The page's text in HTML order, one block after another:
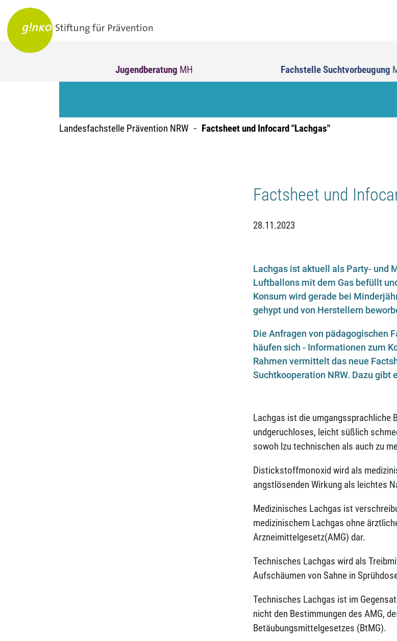
Jugendberatung MH Fachstelle Suchtvorbeugung
Landesfachstelle Prävention NRW Factsheet und Infocard "Lachgas"
Factsheet und
28.11.2023
Lachgas ist aktuell als Party- und
Luftballons mit dem Gas befüllt
Konsum wird gerade bei
gehypt und von Herstellern
Die Anfragen von pädagogischen
häufen sich - Informationen zum
Rahmen vermittelt das neue
Suchtkooperation NRW. Dazu gibt
Lachgas ist die umgangssprachliche
undgeruchloses, leicht süßlich
sowoh lzu technischen als auch zu
Distickstoffmonoxid wird als
angstlösenden Wirkung als leichtes
Medizinisches Lachgas ist
medizinischem Lachgas ohne
Arzneimittelgesetz(AMG) dar.
Technisches Lachgas wird als
Aufschäumen von Sahne in
Technisches Lachgas ist im
nicht den Bestimmungen des AMG,
Betäubungsmittelgesetzes (BtMG).